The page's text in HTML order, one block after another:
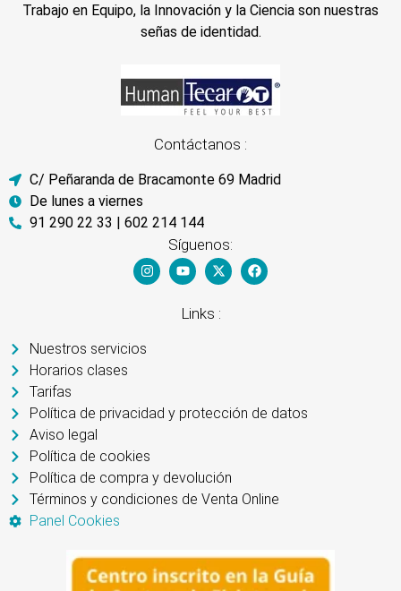
Trabajo en Equipo, la Innovación y la Ciencia son nuestras
señas de identidad.
Contáctanos :
C/ Peñaranda de Bracamonte 69 Madrid
De lunes a viernes
91 290 22 33 | 602 214 144
Síguenos:
Links :
Nuestros servicios
Horarios clases
Tarifas
Política de privacidad y protección de datos
Aviso legal
Política de cookies
Política de compra y devolución
Términos y condiciones de Venta Online
Panel Cookies